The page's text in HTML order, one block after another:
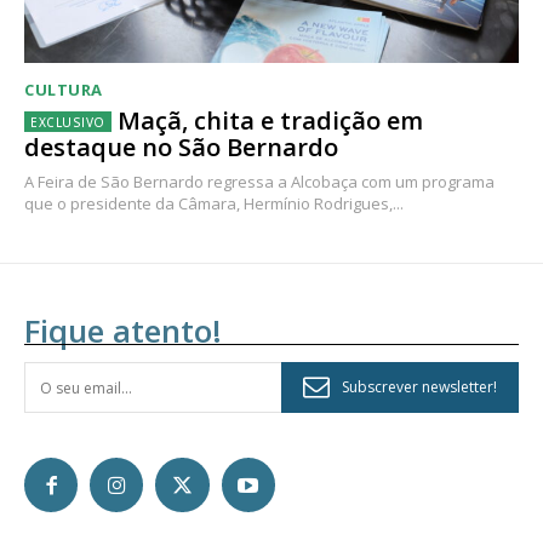
CULTURA
Maçã, chita e tradição em
destaque no São Bernardo
A Feira de São Bernardo regressa a Alcobaça com um programa
que o presidente da Câmara, Hermínio Rodrigues,...
Fique atento!
Subscrever newsletter!